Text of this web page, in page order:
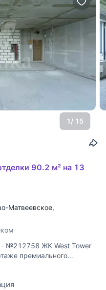
1/ 15
90.2 м² на 13
Матвеевское,
· №212758 ЖК West Tower
премиального
идеально подходит для
аренду с высокой
высокий 13 этаж